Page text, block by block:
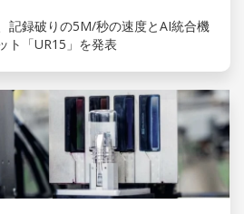
記録破りの5M/秒の速度とAI統合機
ト「UR15」を発表